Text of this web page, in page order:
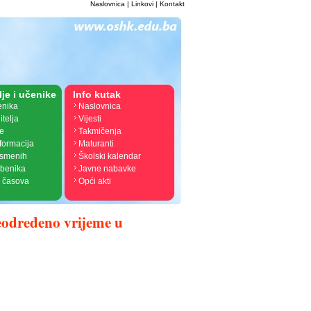
Naslovnica | Linkovi | Kontakt
i učenike
časova
Info kutak
Naslovnica
Vijesti
Takmičenja
Maturanti
Školski kalendar
Javne nabavke
Opći akti
vrijeme u